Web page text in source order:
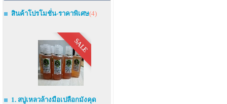
สินค้าโปรโมชั่น-ราคาพิเศษ(4)
SALE
1. สบู่เหลวล้างมือเปลือกมังคุด